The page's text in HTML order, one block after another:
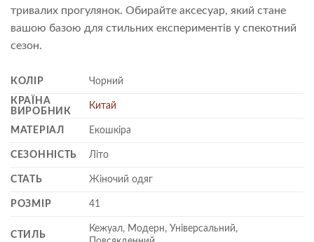
тривалих прогулянок. Обирайте аксесуар, який стане
вашою базою для стильних експериментів у спекотний
сезон.
КОЛІР
Чорний
КРАЇНА
ВИРОБНИК
Китай
МАТЕРІАЛ Екошкіра
СЕЗОННІСТЬ Літо
СТАТЬ Жіночий одяг
РОЗМІР 41
СТИЛЬ
Кежуал, Модерн, Універсальний,